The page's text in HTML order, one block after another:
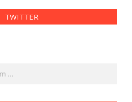
TWITTER